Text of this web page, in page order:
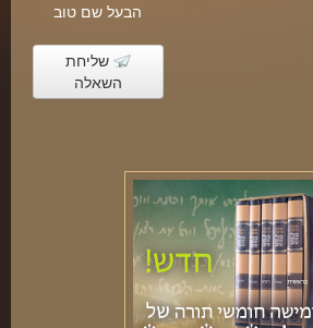
הבעל שם טוב
שליחת
השאלה